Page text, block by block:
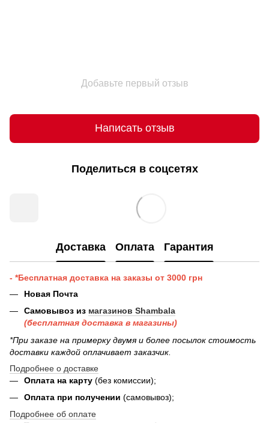
Добавьте первый отзыв
Написать отзыв
Поделиться в соцсетях
Доставка Оплата Гарантия
- *Бесплатная доставка на заказы от 3000 грн
Новая Почта
Самовывоз из магазинов Shambala
(бесплатная доставка в магазины)
*При заказе на примерку двумя и более посылок стоимость
доставки каждой оплачивает заказчик.
Подробнее о доставке
Оплата на карту (без комиссии);
Оплата при получении (самовывоз);
Подробнее об оплате